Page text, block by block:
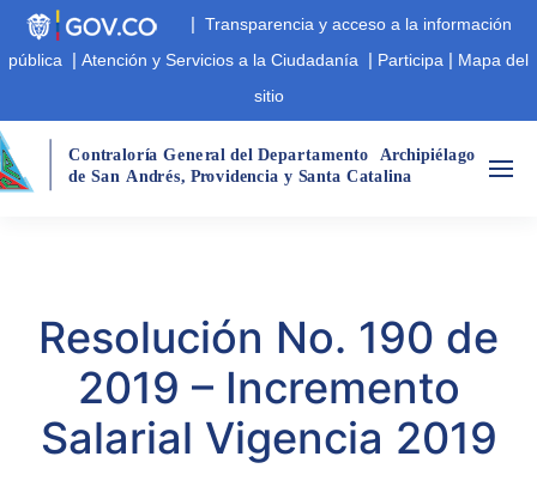
| Transparencia y acceso a la información
pública | Atención y Servicios a la Ciudadanía | Participa | Mapa del
sitio
Contraloría General del Departamento Archipiélago
de San Andrés, Providencia y Santa Catalina
Resolución No. 190 de
2019 – Incremento
Salarial Vigencia 2019